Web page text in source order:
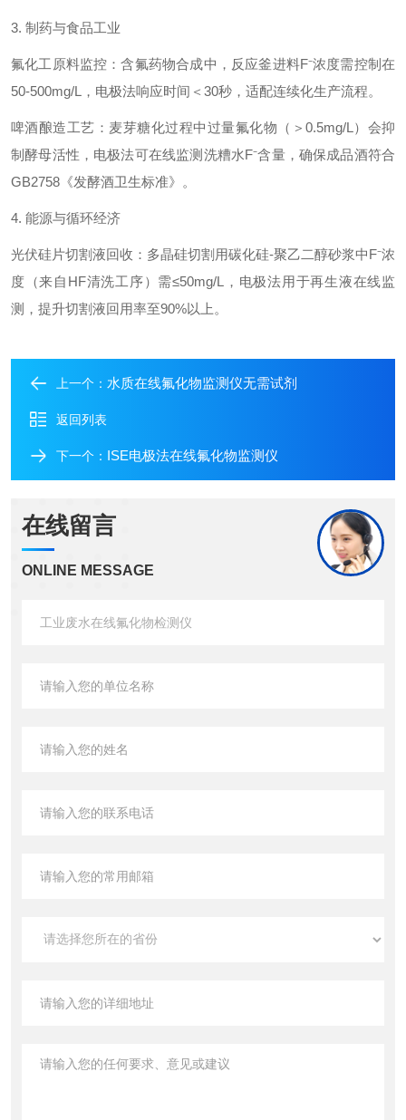
3. 制药与食品工业
氟化工原料监控：含氟药物合成中，反应釜进料F⁻浓度需控制在
50-500mg/L，电极法响应时间＜30秒，适配连续化生产流程。
啤酒酿造工艺：麦芽糖化过程中过量氟化物（＞0.5mg/L）会抑
制酵母活性，电极法可在线监测洗糟水F⁻含量，确保成品酒符合
GB2758《发酵酒卫生标准》。
4. 能源与循环经济
光伏硅片切割液回收：多晶硅切割用碳化硅-聚乙二醇砂浆中F⁻浓
度（来自HF清洗工序）需≤50mg/L，电极法用于再生液在线监
测，提升切割液回用率至90%以上。
上一个： 水质在线氟化物监测仪无需试剂
返回列表
下一个： ISE电极法在线氟化物监测仪
在线留言
ONLINE MESSAGE